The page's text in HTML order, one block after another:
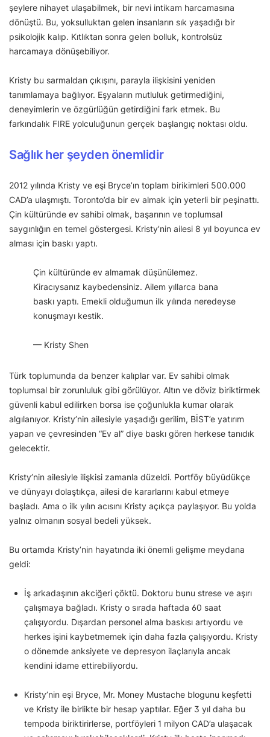
şeylere nihayet ulaşabilmek, bir nevi intikam harcamasına
dönüştü. Bu, yoksulluktan gelen insanların sık yaşadığı bir
psikolojik kalıp. Kıtlıktan sonra gelen bolluk, kontrolsüz
harcamaya dönüşebiliyor.
Kristy bu sarmaldan çıkışını, parayla ilişkisini yeniden
tanımlamaya bağlıyor. Eşyaların mutluluk getirmediğini,
deneyimlerin ve özgürlüğün getirdiğini fark etmek. Bu
farkındalık FIRE yolculuğunun gerçek başlangıç noktası oldu.
Sağlık her şeyden önemlidir
2012 yılında Kristy ve eşi Bryce’ın toplam birikimleri 500.000
CAD’a ulaşmıştı. Toronto’da bir ev almak için yeterli bir peşinattı.
Çin kültüründe ev sahibi olmak, başarının ve toplumsal
saygınlığın en temel göstergesi. Kristy’nin ailesi 8 yıl boyunca ev
alması için baskı yaptı.
Çin kültüründe ev almamak düşünülemez.
Kiracıysanız kaybedensiniz. Ailem yıllarca bana
baskı yaptı. Emekli olduğumun ilk yılında neredeyse
konuşmayı kestik.
— Kristy Shen
Türk toplumunda da benzer kalıplar var. Ev sahibi olmak
toplumsal bir zorunluluk gibi görülüyor. Altın ve döviz biriktirmek
güvenli kabul edilirken borsa ise çoğunlukla kumar olarak
algılanıyor. Kristy’nin ailesiyle yaşadığı gerilim, BİST’e yatırım
yapan ve çevresinden “Ev al” diye baskı gören herkese tanıdık
gelecektir.
Kristy’nin ailesiyle ilişkisi zamanla düzeldi. Portföy büyüdükçe
ve dünyayı dolaştıkça, ailesi de kararlarını kabul etmeye
başladı. Ama o ilk yılın acısını Kristy açıkça paylaşıyor. Bu yolda
yalnız olmanın sosyal bedeli yüksek.
Bu ortamda Kristy’nin hayatında iki önemli gelişme meydana
geldi:
İş arkadaşının akciğeri çöktü. Doktoru bunu strese ve aşırı
çalışmaya bağladı. Kristy o sırada haftada 60 saat
çalışıyordu. Dışardan personel alma baskısı artıyordu ve
herkes işini kaybetmemek için daha fazla çalışıyordu. Kristy
o dönemde anksiyete ve depresyon ilaçlarıyla ancak
kendini idame ettirebiliyordu.
Kristy’nin eşi Bryce, Mr. Money Mustache blogunu keşfetti
ve Kristy ile birlikte bir hesap yaptılar. Eğer 3 yıl daha bu
tempoda biriktirirlerse, portföyleri 1 milyon CAD’a ulaşacak